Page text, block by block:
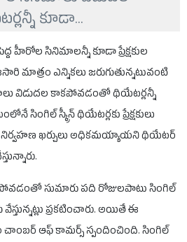
కూడా...
సినిమాలన్నీ కూడా ప్రేక్షకుల
మాత్రం ఎన్నికలు జరుగుతున్నటువంటి
విడుదల కాకపోవడంతో థియేటర్లన్నీ
స్క్రీన్ థియేటర్లకు ప్రేక్షకులు
ఖర్చులు అధికమయ్యాయని థియేటర్
సుమారు పది రోజులపాటు సింగిల్
ప్రకటించారు. అయితే ఈ
ఆఫ్ కామర్స్ స్పందించింది. సింగిల్